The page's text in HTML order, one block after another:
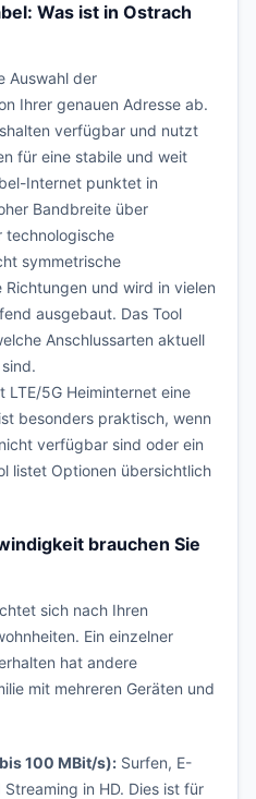
Was ist in Ostrach
Auswahl der
Ihrer genauen Adresse ab.
verfügbar und nutzt
für eine stabile und weit
Internet punktet in
Bandbreite über
technologische
symmetrische
und wird in vielen
ausgebaut. Das Tool
Anschlussarten aktuell
LTE/5G Heiminternet eine
besonders praktisch, wenn
verfügbar sind oder ein
listet Optionen übersichtlich
brauchen Sie
sich nach Ihren
Ein einzelner
hat andere
mit mehreren Geräten und
100 MBit/s): Surfen, E-
in HD. Dies ist für